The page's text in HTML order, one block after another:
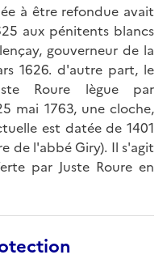
à être refondue avait
aux pénitents blancs
gouverneur de la
1626. d'autre part, le
Roure lègue par
mai 1763, une cloche,
est datée de 1401
de l'abbé Giry). Il s'agit
par Juste Roure en